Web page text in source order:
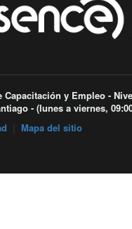
y Empleo -
- (lunes a viernes,
Mapa del sitio